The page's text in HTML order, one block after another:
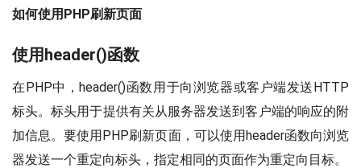
如何使用PHP刷新页面
使用header()函数
在PHP中，header()函数用于向浏览器或客户端发送HTTP
标头。标头用于提供有关从服务器发送到客户端的响应的附
加信息。要使用PHP刷新页面，可以使用header函数向浏览
器发送一个重定向标头，指定相同的页面作为重定向目标。